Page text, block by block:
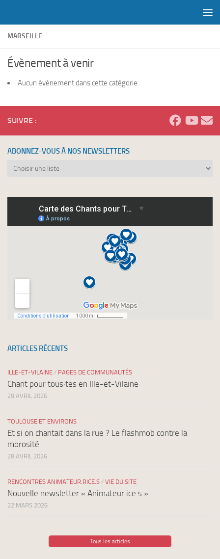
MARSEILLE
Évènement à venir
Aucun évènement dans cette catégorie
SUIVRE :
ABONNEZ-VOUS À NOS NEWSLETTERS
Abonnez-
newsletters
ARTICLES RÉCENTS
ILLE-ET-VILAINE / PAGES DE COMMUNAUTÉS
Chant pour tous·tes en Ille-et-Vilaine
29 AVRIL 2026
TOULOUSE ET ENVIRONS
Et si on chantait dans la rue ? Le flashmob contre la
morosité
28 AVRIL 2026
RENCONTRES ANIMATEUR.RICE.S / VIE DU SITE
Nouvelle newsletter « Animateur·ice·s »
22 MARS 2026
Tous les articles